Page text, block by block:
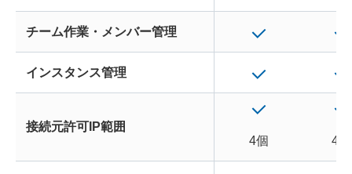
チーム作業・メンバー管理
インスタンス管理
接続元許可IP範囲
4個
4個